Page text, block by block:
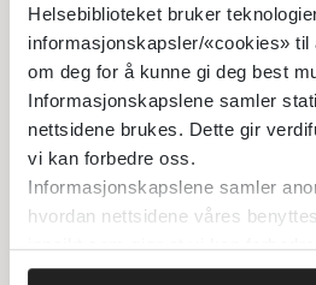
Helsebiblioteket bruker
informasjonskapsler/«cookies»
om deg for å kunne gi deg best
Informasjonskapslene samler
nettsidene brukes. Dette gir
vi kan forbedre oss.
Informasjonskapslene samler
hvordan nettsidene våres
innsikt som gjør at vi kan
kontroll (10,11). Det er
institusjonen følger
at prikktestene utføres
personale under
Ved tolkning av prikktest
som er minimum 3 mm
kontroll som positiv test.
spesielt små barn, vil